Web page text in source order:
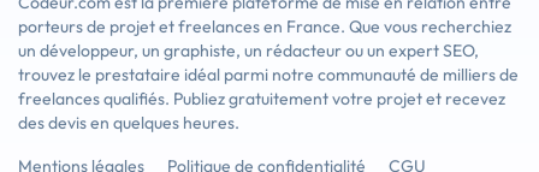
porteurs de projet et freelances en France. Que vous recherchiez
un développeur, un graphiste, un rédacteur ou un expert SEO,
trouvez le prestataire idéal parmi notre communauté de milliers de
freelances qualifiés. Publiez gratuitement votre projet et recevez
des devis en quelques heures.
Mentions légales
Politique de confidentialité CGU